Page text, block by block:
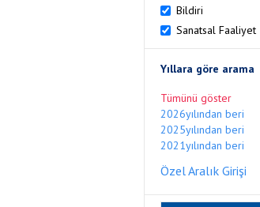
Bildiri
Sanatsal Faaliyet
Yıllara göre arama
Tümünü göster
2026yılından beri
2025yılından beri
2021yılından beri
Özel Aralık Girişi